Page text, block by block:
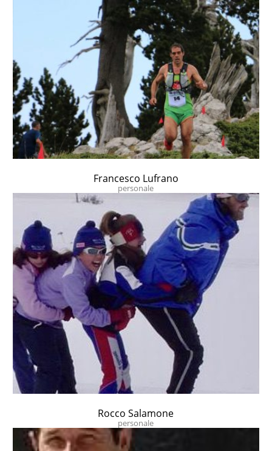
Francesco Lufrano
personale
Rocco Salamone
personale